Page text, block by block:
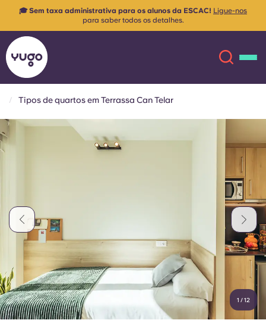
Sobre
Conta Língua
English (GB)
Selecione um país
Reservar agora
Italian French
Portuguese
🎓 Sem taxa administrativa para os alunos da ESCAC! Ligue-nos
para saber todos os detalhes.
Tipos de quartos em Terrassa Can Telar
1 /12